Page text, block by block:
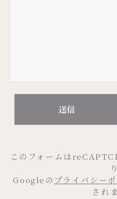
このフォームは
り
Googleの プライバシー
され